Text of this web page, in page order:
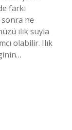
farkı
ne
ılık suyla
olabilir. Ilık